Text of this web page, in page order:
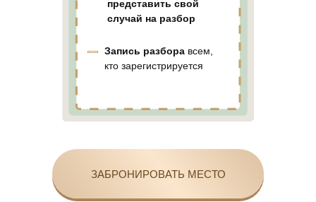
представить свой
случай на разбор
Запись разбора всем,
кто зарегистрируется
ЗАБРОНИРОВАТЬ МЕСТО